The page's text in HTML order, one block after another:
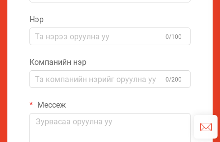
Нэр
0/100
Компанийн нэр
0/200
Мессеж